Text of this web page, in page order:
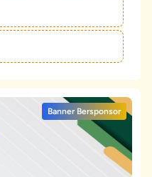
Banner Bersponsor